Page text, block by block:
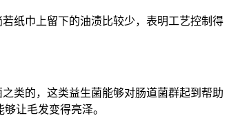
纸巾上留下的油渍比较少，表明工艺控制得
类的，这类益生菌能够对肠道菌群起到帮助
让毛发变得亮泽。